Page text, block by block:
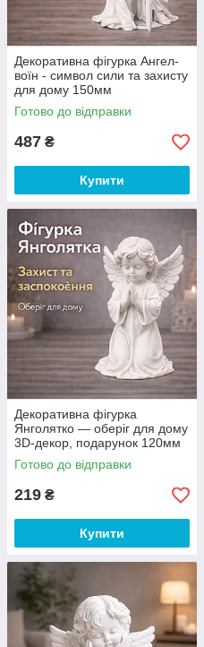
Декоративна фігурка Ангел-
воїн - символ сили та захисту
для дому 150мм
Готово до відправки
487 ₴
Купити
Декоративна фігурка
Янголятко — оберіг для дому
3D-декор, подарунок 120мм
Готово до відправки
219 ₴
Купити